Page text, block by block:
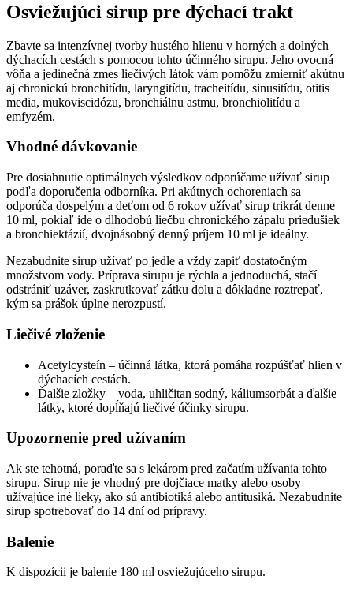
Osviežujúci sirup pre dýchací trakt
Zbavte sa intenzívnej tvorby hustého hlienu v horných a dolných
dýchacích cestách s pomocou tohto účinného sirupu. Jeho ovocná
vôňa a jedinečná zmes liečivých látok vám pomôžu zmierniť akútnu
aj chronickú bronchitídu, laryngitídu, tracheitídu, sinusitídu, otitis
media, mukoviscidózu, bronchiálnu astmu, bronchiolitídu a
emfyzém.
Vhodné dávkovanie
Pre dosiahnutie optimálnych výsledkov odporúčame užívať sirup
podľa doporučenia odborníka. Pri akútnych ochoreniach sa
odporúča dospelým a deťom od 6 rokov užívať sirup trikrát denne
10 ml, pokiaľ ide o dlhodobú liečbu chronického zápalu priedušiek
a bronchiektázií, dvojnásobný denný príjem 10 ml je ideálny.
Nezabudnite sirup užívať po jedle a vždy zapiť dostatočným
množstvom vody. Príprava sirupu je rýchla a jednoduchá, stačí
odstrániť uzáver, zaskrutkovať zátku dolu a dôkladne roztrepať,
kým sa prášok úplne nerozpustí.
Liečivé zloženie
Acetylcysteín – účinná látka, ktorá pomáha rozpúšťať hlien v
dýchacích cestách.
Ďalšie zložky – voda, uhličitan sodný, káliumsorbát a ďalšie
látky, ktoré dopĺňajú liečivé účinky sirupu.
Upozornenie pred užívaním
Ak ste tehotná, poraďte sa s lekárom pred začatím užívania tohto
sirupu. Sirup nie je vhodný pre dojčiace matky alebo osoby
užívajúce iné lieky, ako sú antibiotiká alebo antitusiká. Nezabudnite
sirup spotrebovať do 14 dní od prípravy.
Balenie
K dispozícii je balenie 180 ml osviežujúceho sirupu.